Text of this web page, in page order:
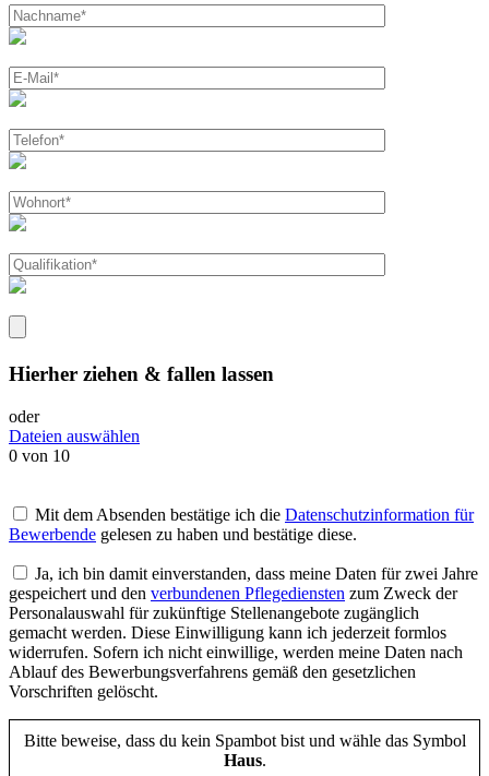
leer.
Hierher ziehen & fallen lassen
oder
Dateien auswählen
0 von 10
Mit dem Absenden bestätige ich die Datenschutzinformation für
Bewerbende gelesen zu haben und bestätige diese.
Ja, ich bin damit einverstanden, dass meine Daten für zwei Jahre
gespeichert und den verbundenen Pflegediensten zum Zweck der
Personalauswahl für zukünftige Stellenangebote zugänglich
gemacht werden. Diese Einwilligung kann ich jederzeit formlos
widerrufen. Sofern ich nicht einwillige, werden meine Daten nach
Ablauf des Bewerbungsverfahrens gemäß den gesetzlichen
Vorschriften gelöscht.
Bitte beweise, dass du kein Spambot bist und wähle das Symbol
Haus.